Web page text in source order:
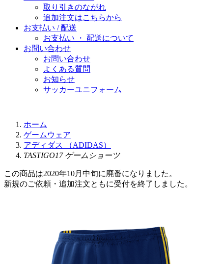
取り引きのながれ
追加注文はこちらから
お支払い / 配送
お支払い ・ 配送について
お問い合わせ
お問い合わせ
よくある質問
お知らせ
サッカーユニフォーム
ホーム
ゲームウェア
アディダス （ADIDAS）
TASTIGO17 ゲームショーツ
この商品は2020年10月中旬に廃番になりました。
新規のご依頼・追加注文ともに受付を終了しました。